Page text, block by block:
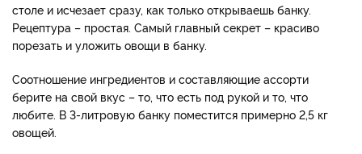
столе и исчезает сразу, как только открываешь банку.
Рецептура – простая. Самый главный секрет – красиво
порезать и уложить овощи в банку.
Соотношение ингредиентов и составляющие ассорти
берите на свой вкус – то, что есть под рукой и то, что
любите. В 3-литровую банку поместится примерно 2,5 кг
овощей.